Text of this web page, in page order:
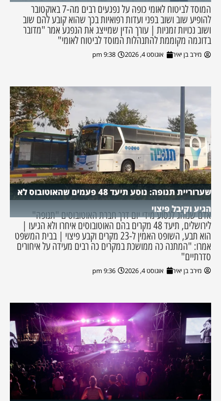
המוסד לביטוח לאומי כופה על נפגעים רבים מה-7 באוקטובר
להופיע שוב ושוב בפני ועדות רפואיות בכך שהוא קובע להם שוב
ושוב נכויות זמניות | עורך הדין שמייצג את הנפגע אמר "מדובר
בדוגמה מקוממת להתנהלות המוסד לביטוח לאומי"
מירב בן יאיר אוגוסט 4, 2026 9:38 pm
שערוריית תנופה: נוסע תיעד 48 פעמים שהאוטובוס לא
הגיע וקיבל פיצוי
אדם שנוהג לנסוע מידי יום דרך חברת האוטובוסים "תנופה"
לירושלים, תיעד 48 מקרים בהם האוטובוסים איחרו ולא הגיעו |
הוא תבע, השופט האמין ל-23 מקרים וקבע פיצוי | בבית המשפט
אמרו: "המתנה כה ממושכת במקרים כה רבים מעידה על איחורים
סדרתיים"
מירב בן יאיר אוגוסט 4, 2026 9:36 pm